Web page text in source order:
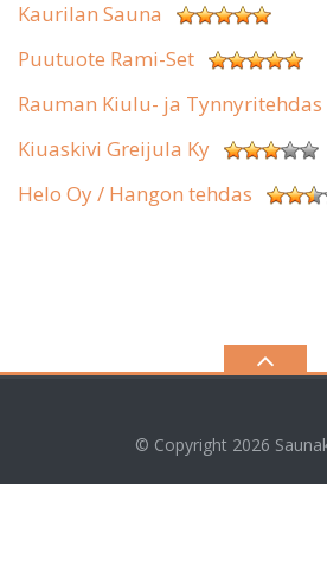
Kaurilan Sauna
Puutuote Rami-Set
Rauman Kiulu- ja Tynnyritehdas
Kiuaskivi Greijula Ky
Helo Oy / Hangon tehdas
© Copyright 2026